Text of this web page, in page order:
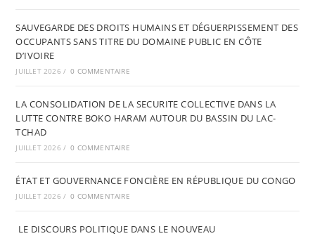
SAUVEGARDE DES DROITS HUMAINS ET DÉGUERPISSEMENT DES
OCCUPANTS SANS TITRE DU DOMAINE PUBLIC EN CÔTE
D’IVOIRE
JUILLET 2026 / 0 COMMENTAIRE
LA CONSOLIDATION DE LA SECURITE COLLECTIVE DANS LA
LUTTE CONTRE BOKO HARAM AUTOUR DU BASSIN DU LAC-
TCHAD
JUILLET 2026 / 0 COMMENTAIRE
ÉTAT ET GOUVERNANCE FONCIÈRE EN RÉPUBLIQUE DU CONGO
JUILLET 2026 / 0 COMMENTAIRE
LE DISCOURS POLITIQUE DANS LE NOUVEAU